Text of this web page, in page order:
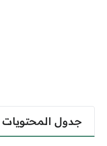
جدول المحتويات